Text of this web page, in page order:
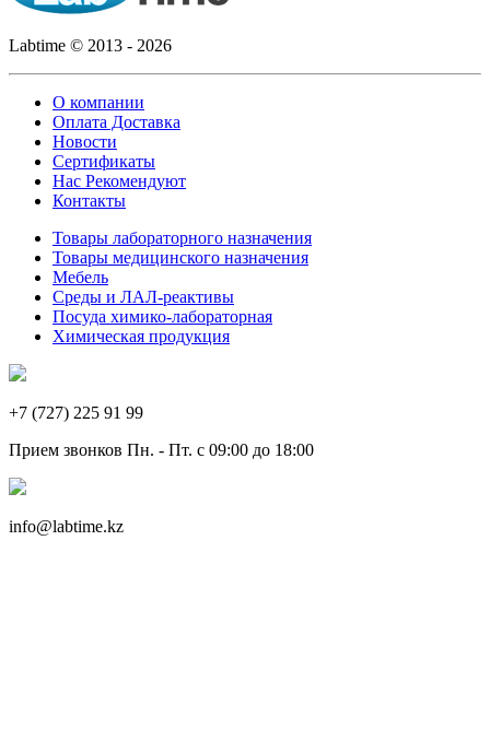
Labtime © 2013 - 2026
О компании
Оплата Доставка
Новости
Сертификаты
Нас Рекомендуют
Контакты
Товары лабораторного назначения
Товары медицинского назначения
Мебель
Среды и ЛАЛ-реактивы
Посуда химико-лабораторная
Химическая продукция
+7 (727) 225 91 99
Прием звонков Пн. - Пт. с 09:00 до 18:00
info@labtime.kz